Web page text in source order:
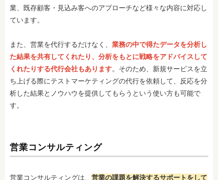
業、既存顧客・見込み客へのアプローチなど様々な内容に対応し
ています。
また、営業を代行するだけなく、 業務の中で得たデータを分析し
た結果を共有してくれたり、分析をもとに戦略をアドバイスして
くれたりする代行会社もあります。そのため、新規サービスを立
ち上げる際にテストマーケティングの代行を依頼して、反応を分
析した結果とノウハウを提供してもらうという使い方も可能で
す。
営業コンサルティング
営業コンサルティングは、 営業の課題を解決するサポートをして